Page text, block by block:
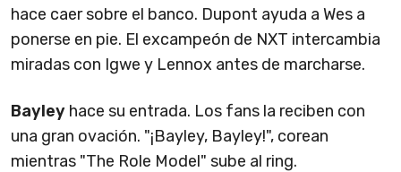
hace caer sobre el banco. Dupont ayuda a Wes a
ponerse en pie. El excampeón de NXT intercambia
miradas con Igwe y Lennox antes de marcharse.
Bayley hace su entrada. Los fans la reciben con
una gran ovación. "¡Bayley, Bayley!", corean
mientras "The Role Model" sube al ring.